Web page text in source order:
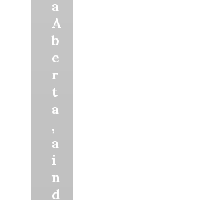
a
A
b
e
r
t
a
,
a
i
n
d